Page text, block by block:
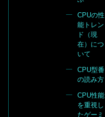
CPUの性
能トレン
ド（現
在）につ
いて
CPU型番
の読み方
CPU性能
を重視し
たゲーミ